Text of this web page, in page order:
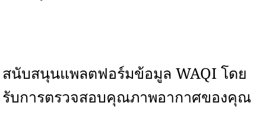
สนับสนุนแพลตฟอร์มข้อมูล WAQI โดย
รับการตรวจสอบคุณภาพอากาศของคุณ